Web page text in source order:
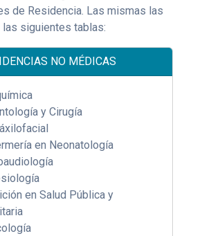
de Residencia. Las mismas las
siguientes tablas:
NO MÉDICAS
y Cirugía
en Neonatología
en Salud Pública y